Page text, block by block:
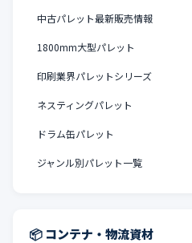
中古パレット最新販売情報
1800mm大型パレット
印刷業界パレットシリーズ
ネスティングパレット
ドラム缶パレット
ジャンル別パレット一覧
📦 コンテナ・物流資材